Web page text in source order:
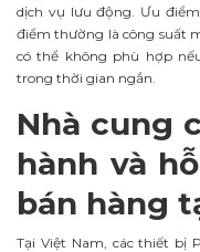
dịch vụ lưu động. Ưu
điểm thường là công suất
có thể không phù hợp
trong thời gian ngắn.
Nhà cung
hành và
bán hàng
Tại Việt Nam, các thiết bị